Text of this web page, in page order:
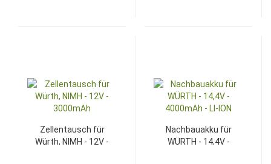
Zellentausch für
Würth, NIMH - 12V -
Nachbauakku für
WÜRTH - 14,4V -